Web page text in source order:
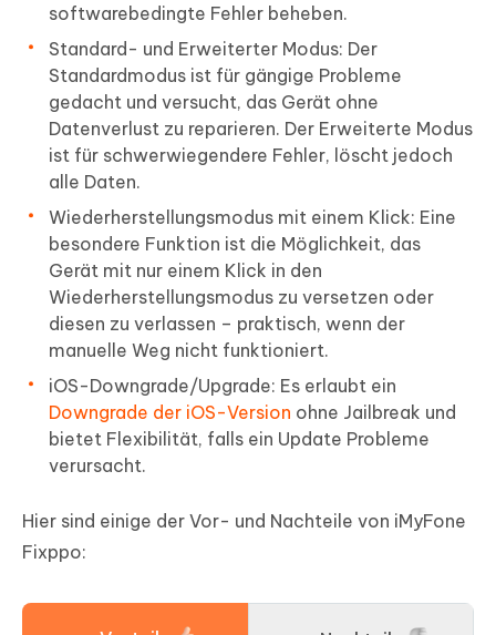
softwarebedingte Fehler beheben.
Standard- und Erweiterter Modus: Der
Standardmodus ist für gängige Probleme
gedacht und versucht, das Gerät ohne
Datenverlust zu reparieren. Der Erweiterte Modus
ist für schwerwiegendere Fehler, löscht jedoch
alle Daten.
Wiederherstellungsmodus mit einem Klick: Eine
besondere Funktion ist die Möglichkeit, das
Gerät mit nur einem Klick in den
Wiederherstellungsmodus zu versetzen oder
diesen zu verlassen – praktisch, wenn der
manuelle Weg nicht funktioniert.
iOS-Downgrade/Upgrade: Es erlaubt ein
Downgrade der iOS-Version ohne Jailbreak und
bietet Flexibilität, falls ein Update Probleme
verursacht.
Hier sind einige der Vor- und Nachteile von iMyFone
Fixppo: